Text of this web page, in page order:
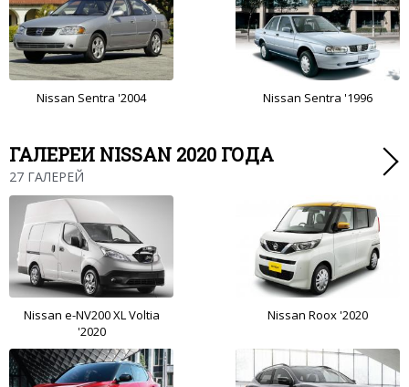
Nissan Sentra '2004 Nissan Sentra '1996
ГАЛЕРЕИ NISSAN 2020 ГОДА
27 ГАЛЕРЕЙ
Nissan e-NV200 XL Voltia
'2020
Nissan Roox '2020